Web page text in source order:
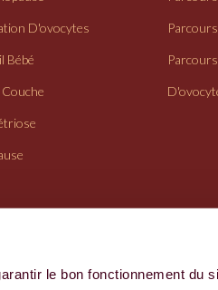
le bon fonctionnement du
D'ovocytes
Bébé
CGV